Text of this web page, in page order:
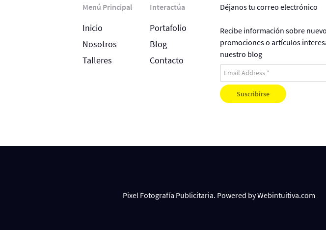
Menú Principal
Inicio
Nosotros
Talleres
Interactúa
Portafolio
Blog
Contacto
Déjanos tu correo electrónico
Recibe información sobre
promociones o artículos
nuestro blog
Pixel Fotografía Publicitaria. Powered byWebintuitiva.com